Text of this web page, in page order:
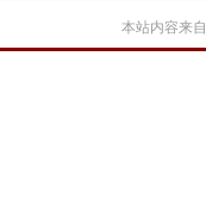
本站内容来